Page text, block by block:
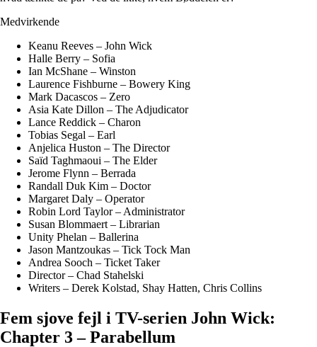
Medvirkende
Keanu Reeves – John Wick
Halle Berry – Sofia
Ian McShane – Winston
Laurence Fishburne – Bowery King
Mark Dacascos – Zero
Asia Kate Dillon – The Adjudicator
Lance Reddick – Charon
Tobias Segal – Earl
Anjelica Huston – The Director
Saïd Taghmaoui – The Elder
Jerome Flynn – Berrada
Randall Duk Kim – Doctor
Margaret Daly – Operator
Robin Lord Taylor – Administrator
Susan Blommaert – Librarian
Unity Phelan – Ballerina
Jason Mantzoukas – Tick Tock Man
Andrea Sooch – Ticket Taker
Director – Chad Stahelski
Writers – Derek Kolstad, Shay Hatten, Chris Collins
Fem sjove fejl i TV-serien John Wick:
Chapter 3 – Parabellum